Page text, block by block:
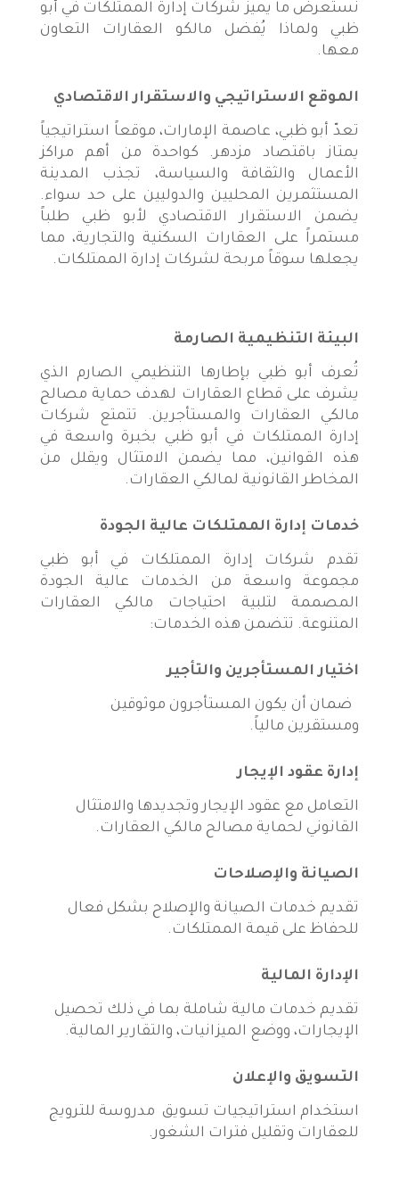
نستعرض ما يميز شركات إدارة الممتلكات في أبو
ظبي ولماذا يُفضل مالكو العقارات التعاون
معها.
الموقع الاستراتيجي والاستقرار الاقتصادي
تعدّ أبو ظبي، عاصمة الإمارات، موقعاً استراتيجياً
يمتاز باقتصاد مزدهر. كواحدة من أهم مراكز
الأعمال والثقافة والسياسة، تجذب المدينة
المستثمرين المحليين والدوليين على حد سواء.
يضمن الاستقرار الاقتصادي لأبو ظبي طلباً
مستمراً على العقارات السكنية والتجارية، مما
يجعلها سوقاً مربحة لشركات إدارة الممتلكات.
البيئة التنظيمية الصارمة
تُعرف أبو ظبي بإطارها التنظيمي الصارم الذي
يشرف على قطاع العقارات لهدف حماية مصالح
مالكي العقارات والمستأجرين. تتمتع شركات
إدارة الممتلكات في أبو ظبي بخبرة واسعة في
هذه القوانين، مما يضمن الامتثال ويقلل من
المخاطر القانونية لمالكي العقارات.
خدمات إدارة الممتلكات عالية الجودة
تقدم شركات إدارة الممتلكات في أبو ظبي
مجموعة واسعة من الخدمات عالية الجودة
المصممة لتلبية احتياجات مالكي العقارات
المتنوعة. تتضمن هذه الخدمات:
اختيار المستأجرين والتأجير
ضمان أن يكون المستأجرون موثوقين
ومستقرين مالياً.
إدارة عقود الإيجار
التعامل مع عقود الإيجار وتجديدها والامتثال
القانوني لحماية مصالح مالكي العقارات.
الصيانة والإصلاحات
تقديم خدمات الصيانة والإصلاح بشكل فعال
للحفاظ على قيمة الممتلكات.
الإدارة المالية
تقديم خدمات مالية شاملة بما في ذلك تحصيل
الإيجارات، ووضع الميزانيات، والتقارير المالية.
التسويق والإعلان
استخدام استراتيجيات تسويق مدروسة للترويج
للعقارات وتقليل فترات الشغور.